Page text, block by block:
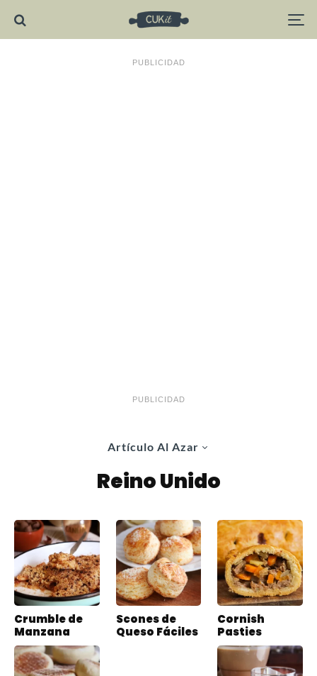
PUBLICIDAD
PUBLICIDAD
Artículo Al Azar
Reino Unido
Crumble de
Manzana
Scones de
Queso Fáciles
Cornish
Pasties